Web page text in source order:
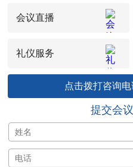
会议直播
礼仪服务
点击拨打咨询电
提交会